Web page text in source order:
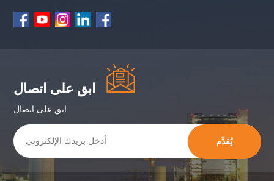
ابق على اتصال
ابق على اتصال
يُقدِّم